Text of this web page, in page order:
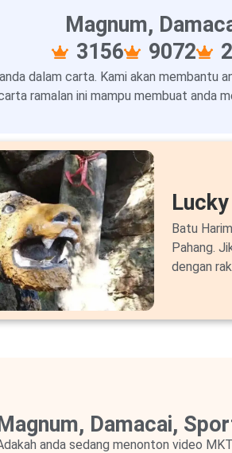
Magnum,
3156
9072
dalam carta. Kami akan membantu
ramalan ini mampu membuat anda
Batu
Pahang.
dengan
Damacai,
anda sedang menonton video